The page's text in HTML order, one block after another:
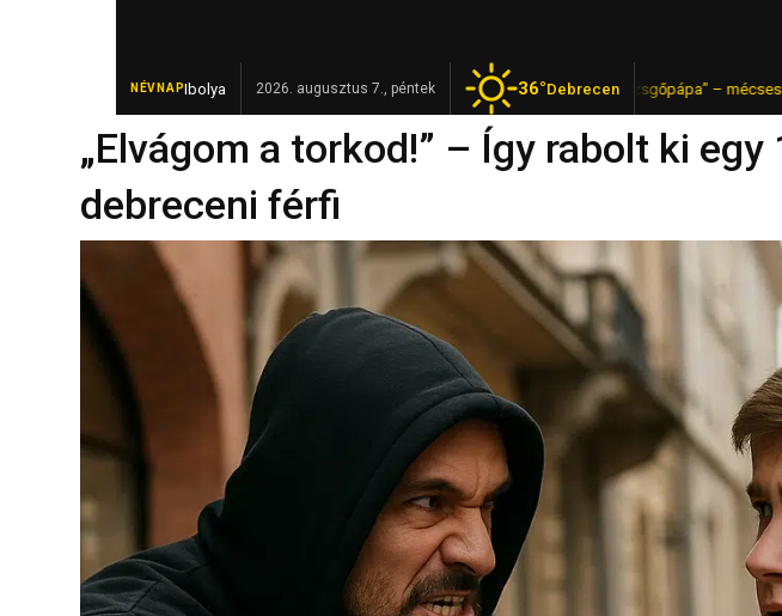
NÉVNAPIbolya 2026. augusztus 7., péntek 36°Debrecen
FRISSElhunyt Garamvári Vencel, a magyar „pezsgőpápa” – mécses égett érte
„Elvágom a torkod!” – Így rabolt ki
debreceni férfi